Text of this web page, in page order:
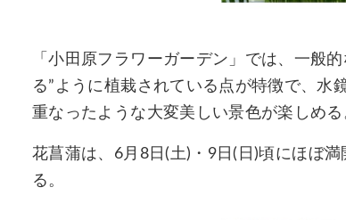
「小田原フラワーガーデン」では、一般
る”ように植栽されている点が特徴で、水
重なったような大変美しい景色が楽しめる
花菖蒲は、6月8日(土)・9日(日)頃にほぼ
る。